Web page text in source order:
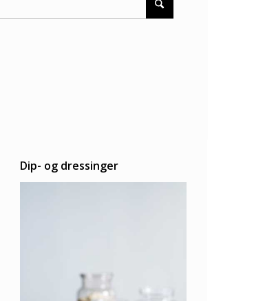
Dip- og dressinger